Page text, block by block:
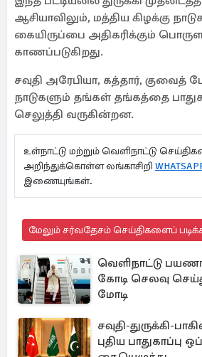
ஆசியாவிலும், மத்திய கிழக்கு
கையிருப்பை அதிகரிக்கும்
காணப்படுகிறது.
சவுதி அரேபியா, கத்தார்,
நாடுகளும் தங்கள் தங்கத்தை
செலுத்தி வருகின்றன.
உள்நாட்டு மற்றும் வெளிநாட்டு
அறிந்துக்கொள்ள லங்காசிறி
இணையுங்கள்.
மேலும் சர்வதேசம் செய்திகளைப்
வெளிநாட்டு
கோடி செலவு
மோடி
சவுதி-துருக்கி-
புதிய பாதுகாப்பு